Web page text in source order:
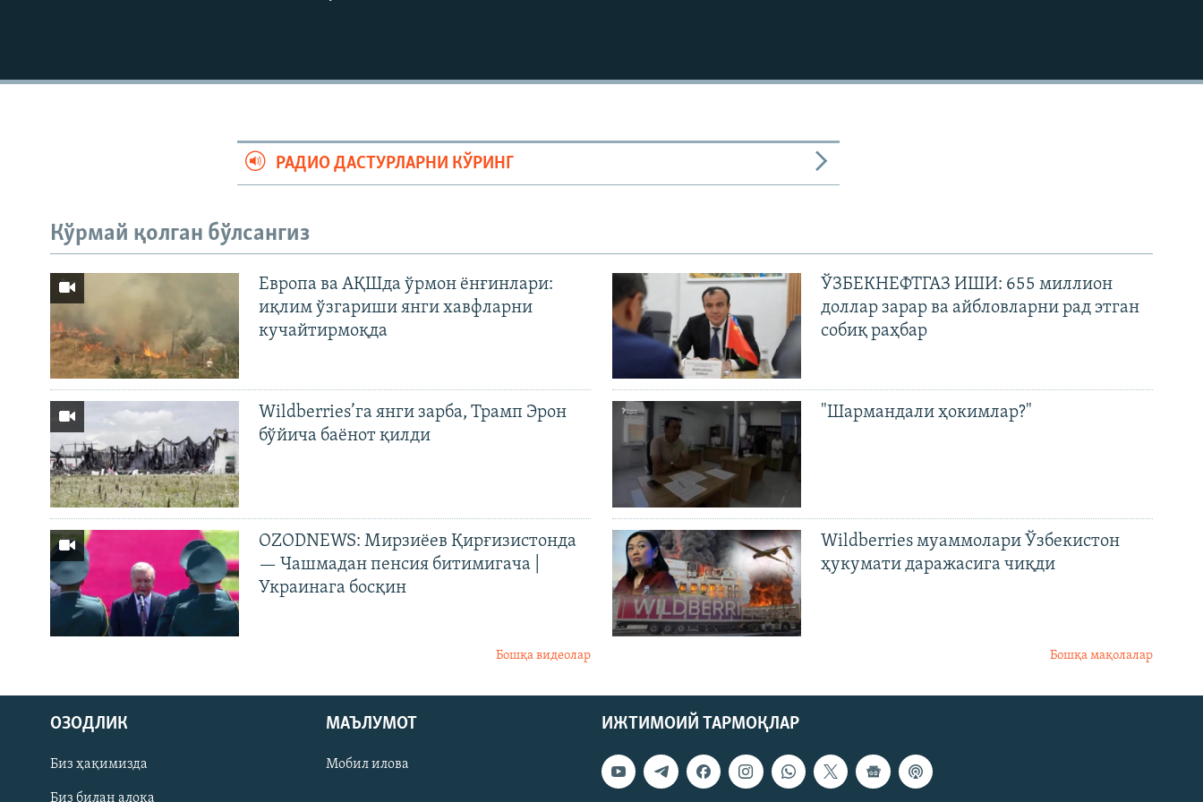
РАДИО ДАСТУРЛАРНИ КЎРИНГ
Кўрмай қолган бўлсангиз
Европа ва АҚШда ўрмон ёнғинлари:
иқлим ўзгариши янги хавфларни
кучайтирмоқда
Wildberries’га янги зарба, Трамп Эрон
бўйича баёнот қилди
OZODNEWS: Мирзиёев Қирғизистонда
— Чашмадан пенсия битимигача |
Украинага босқин
Бошқа видеолар
ЎЗБЕКНЕФТГАЗ ИШИ: 655 миллион
доллар зарар ва айбловларни рад этган
собиқ раҳбар
"Шармандали ҳокимлар?"
Wildberries муаммолари Ўзбекистон
ҳукумати даражасига чиқди
Бошқа мақолалар
ИЖТИМОИЙ ТАРМОҚЛАР
ОЗОДЛИК
Биз ҳақимизда
Биз билан алоқа
МАЪЛУМОТ
Мобил илова